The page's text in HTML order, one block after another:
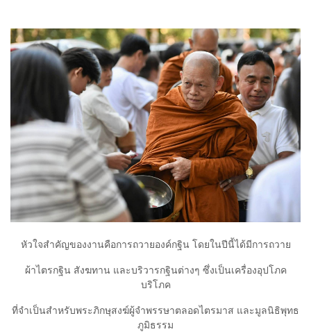
​หัวใจสำคัญของงานคือการถวายองค์กฐิน โดยในปีนี้ได้มีการถวาย
ผ้าไตรกฐิน สังฆทาน และบริวารกฐินต่างๆ ซึ่งเป็นเครื่องอุปโภค
บริโภค
ที่จำเป็นสำหรับพระภิกษุสงฆ์ผู้จำพรรษาตลอดไตรมาส และมูลนิธิพุทธ
ภูมิธรรม